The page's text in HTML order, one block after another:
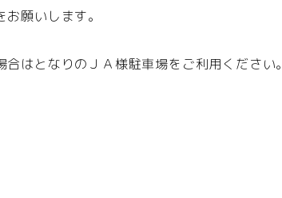
お願いします。
はとなりのＪＡ様駐車場をご利用ください。